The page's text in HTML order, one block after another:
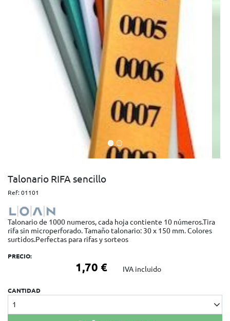
Talonario RIFA sencillo
Ref:01101
Talonario de 1000 numeros, cada hoja contiente 10 números.Tira
rifa sin microperforado. Tamaño talonario: 30 x 150 mm. Colores
surtidos.Perfectas para rifas y sorteos
PRECIO:
1,70 € IVA incluido
CANTIDAD
1